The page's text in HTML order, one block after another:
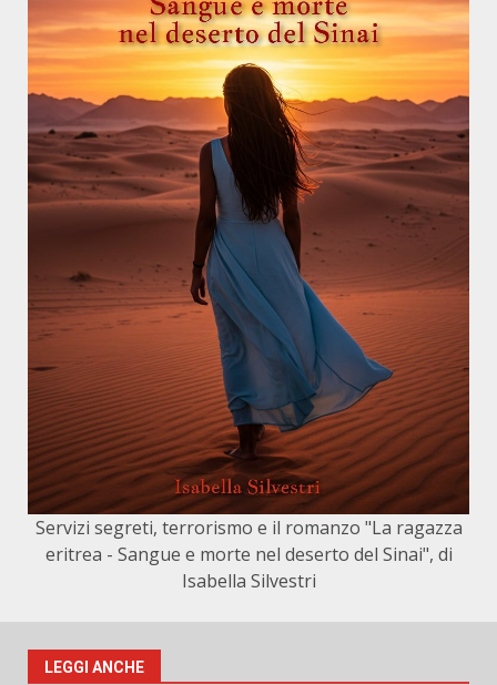
Servizi segreti, terrorismo e il romanzo "La ragazza
eritrea - Sangue e morte nel deserto del Sinai", di
Isabella Silvestri
LEGGI ANCHE